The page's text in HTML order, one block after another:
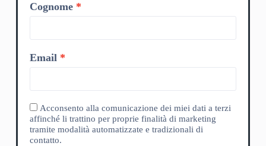
Cognome
Email
Acconsento alla comunicazione dei miei dati a terzi
affinché li trattino per proprie finalità di marketing
tramite modalità automatizzate e tradizionali di
contatto.